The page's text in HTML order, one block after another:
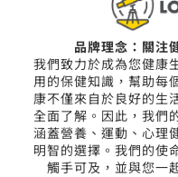
品牌理念：關注
我們致力於成為您健康
用的保健知識，幫助每
康不僅來自於良好的生
全面了解。因此，我們
涵蓋營養、運動、心理
明智的選擇。我們的使
觸手可及，並與您一